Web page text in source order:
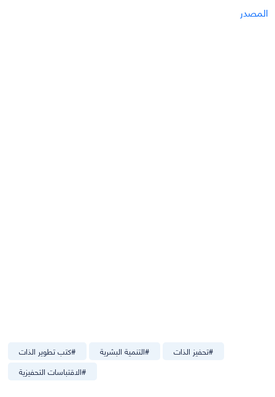
المصدر
#كتب تطوير الذات #التنمية البشرية #تحفيز الذات
#الاقتباسات التحفيزية